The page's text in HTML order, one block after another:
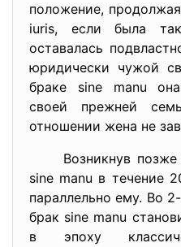
положение,
iuris, если была
оставалась
юридически чужой
браке sine manu она
своей прежней
отношении жена не
Возникнув позже
sine manu в течение
параллельно ему. Во
брак sine manu
в эпоху